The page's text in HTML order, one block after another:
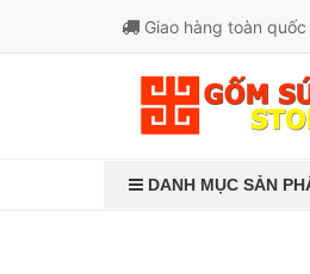
Giao hàng toàn
DANH MỤC SẢN